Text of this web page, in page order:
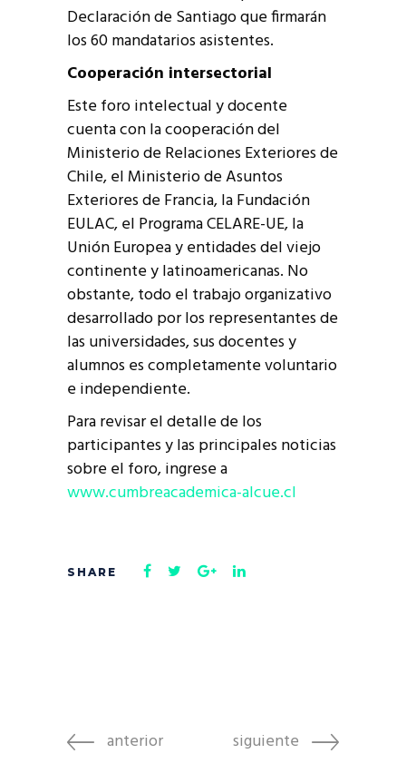
Declaración de Santiago que firmarán
los 60 mandatarios asistentes.
Cooperación intersectorial
Este foro intelectual y docente
cuenta con la cooperación del
Ministerio de Relaciones Exteriores de
Chile, el Ministerio de Asuntos
Exteriores de Francia, la Fundación
EULAC, el Programa CELARE-UE, la
Unión Europea y entidades del viejo
continente y latinoamericanas. No
obstante, todo el trabajo organizativo
desarrollado por los representantes de
las universidades, sus docentes y
alumnos es completamente voluntario
e independiente.
Para revisar el detalle de los
participantes y las principales noticias
sobre el foro, ingrese a
www.cumbreacademica-alcue.cl
anterior siguiente